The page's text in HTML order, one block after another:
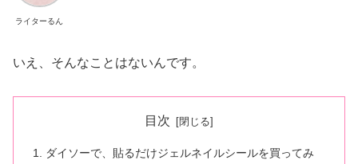
ライターるん
いえ、そんなことはないんです。
目次
ダイソーで、貼るだけジェルネイルシールを買ってみ